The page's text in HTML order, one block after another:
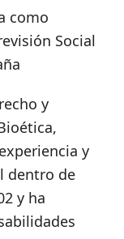
como
Social
y
y
dentro de
y ha